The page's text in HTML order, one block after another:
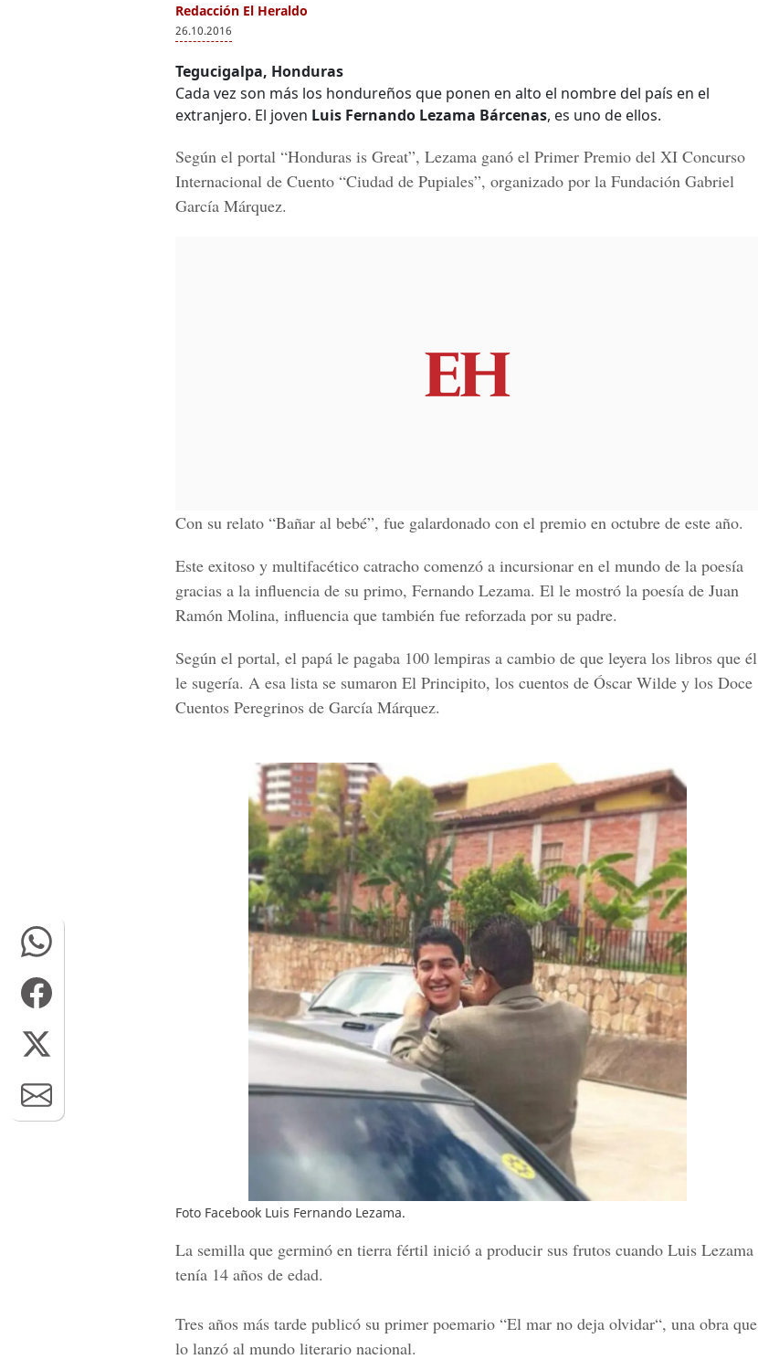
Redacción El Heraldo
26.10.2016
Tegucigalpa, Honduras
Cada vez son más los hondureños que ponen en alto el nombre del país en el
extranjero. El joven Luis Fernando Lezama Bárcenas, es uno de ellos.
Según el portal “Honduras is Great”, Lezama ganó el Primer Premio del XI Concurso
Internacional de Cuento “Ciudad de Pupiales”, organizado por la Fundación Gabriel
García Márquez.
Con su relato “Bañar al bebé”, fue galardonado con el premio en octubre de este año.
Este exitoso y multifacético catracho comenzó a incursionar en el mundo de la poesía
gracias a la influencia de su primo, Fernando Lezama. El le mostró la poesía de Juan
Ramón Molina, influencia que también fue reforzada por su padre.
Según el portal, el papá le pagaba 100 lempiras a cambio de que leyera los libros que él
le sugería. A esa lista se sumaron El Principito, los cuentos de Óscar Wilde y los Doce
Cuentos Peregrinos de García Márquez.
Foto Facebook Luis Fernando Lezama.
La semilla que germinó en tierra fértil inició a producir sus frutos cuando Luis Lezama
tenía 14 años de edad.
Tres años más tarde publicó su primer poemario “El mar no deja olvidar“, una obra que
lo lanzó al mundo literario nacional.